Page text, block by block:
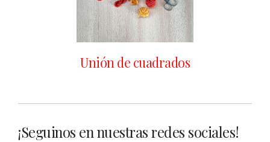
Unión de cuadrados
¡Seguinos en nuestras redes sociales!